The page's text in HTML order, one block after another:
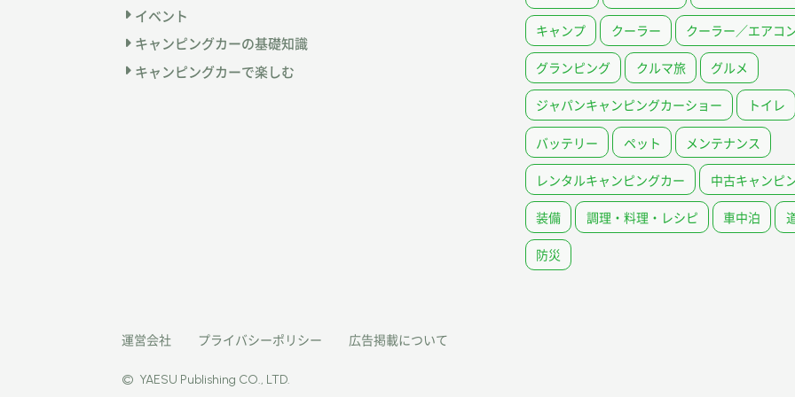
イベント
キャンピングカーの基礎知識
キャンピングカーで楽しむ
キャンプ クーラー クーラー／エアコ
グランピング クルマ旅 グルメ
ジャパンキャンピングカーショー トイレ
バッテリー ペット メンテナンス
レンタルキャンピングカー 中古キャンピ
装備 調理・料理・レシピ 車中泊
防災
運営会社 プライバシーポリシー 広告掲載について
© YAESU Publishing CO., LTD.